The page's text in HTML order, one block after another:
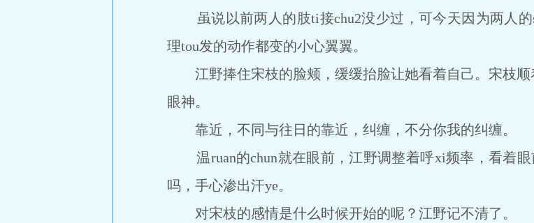
虽说以前两人的肢ti接chu2没少过，可今天因为两人的
理tou发的动作都变的小心翼翼。
江野捧住宋枝的脸颊，缓缓抬脸让她看着自己。宋枝顺
眼神。
靠近，不同与往日的靠近，纠缠，不分你我的纠缠。
温ruan的chun就在眼前，江野调整着呼xi频率，看着眼
吗，手心渗出汗ye。
对宋枝的感情是什么时候开始的呢？江野记不清了。